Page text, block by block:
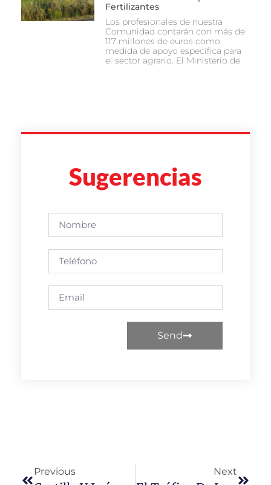
Fertilizantes
Los profesionales de nuestra
Comunidad contarán con más de
117 millones de euros como
medida de apoyo específica para
el sector agrario. El Ministerio de
Sugerencias
Send
Previous Next